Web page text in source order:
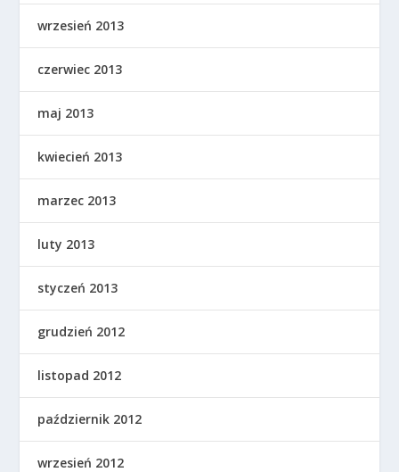
wrzesień 2013
czerwiec 2013
maj 2013
kwiecień 2013
marzec 2013
luty 2013
styczeń 2013
grudzień 2012
listopad 2012
październik 2012
wrzesień 2012